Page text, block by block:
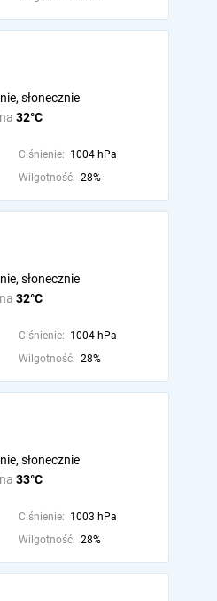
32°C
słonecznie
Ciśnienie: 1004 hPa
Wilgotność: 28%
32°C
słonecznie
Ciśnienie: 1004 hPa
Wilgotność: 28%
33°C
słonecznie
Ciśnienie: 1003 hPa
Wilgotność: 28%